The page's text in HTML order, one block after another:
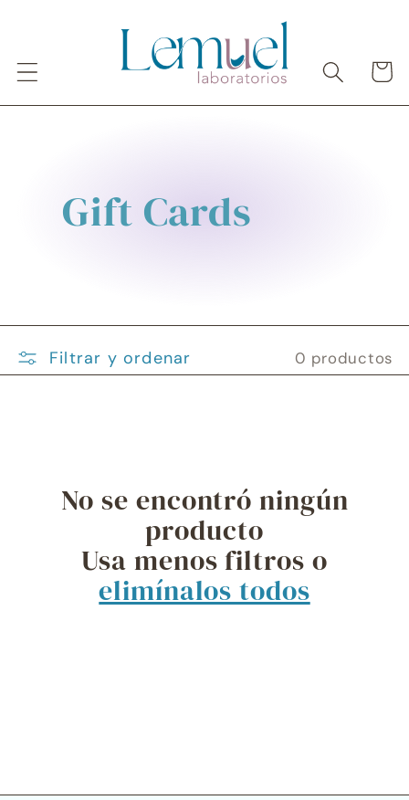
directamente
Carrito
C
e
c
i
n
Gift Cards
Filtrar y ordenar 0 productos
No se encontró ningún
producto
Usa menos filtros o
elimínalos todos